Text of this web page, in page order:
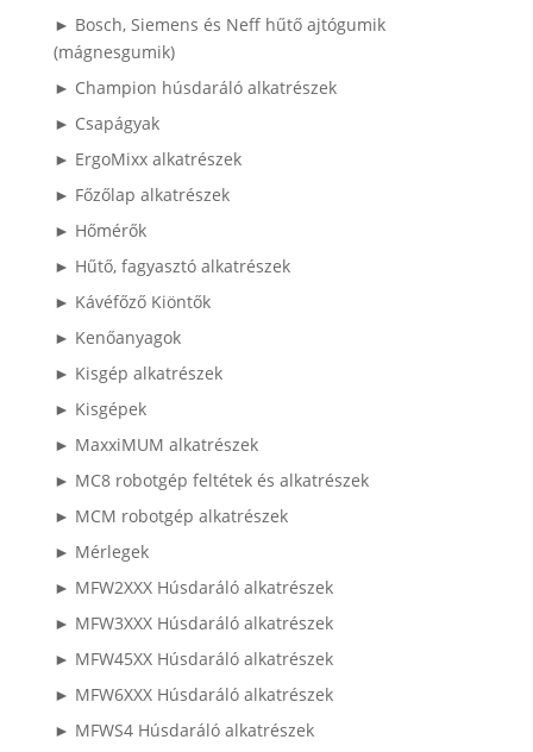
► Bosch, Siemens és Neff hűtő ajtógumik
(mágnesgumik)
► Champion húsdaráló alkatrészek
► Csapágyak
► ErgoMixx alkatrészek
► Főzőlap alkatrészek
► Hőmérők
► Hűtő, fagyasztó alkatrészek
► Kávéfőző Kiöntők
► Kenőanyagok
► Kisgép alkatrészek
► Kisgépek
► MaxxiMUM alkatrészek
► MC8 robotgép feltétek és alkatrészek
► MCM robotgép alkatrészek
► Mérlegek
► MFW2XXX Húsdaráló alkatrészek
► MFW3XXX Húsdaráló alkatrészek
► MFW45XX Húsdaráló alkatrészek
► MFW6XXX Húsdaráló alkatrészek
► MFWS4 Húsdaráló alkatrészek